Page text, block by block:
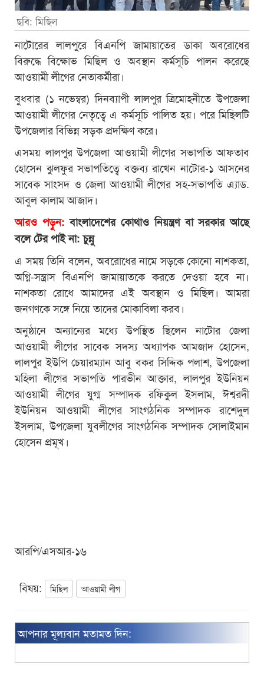
ছবি: মিছিল
নাটোরের লালপুরে বিএনপি জামায়াতের ডাকা অবরোধের
বিরুদ্ধে বিক্ষোভ মিছিল ও অবস্থান কর্মসূচি পালন করেছে
আওয়ামী লীগের নেতাকর্মীরা।
বুধবার (১ নভেম্বর) দিনব্যাপী লালপুর ত্রিমোহনীতে উপজেলা
আওয়ামী লীগের নেতৃত্বে এ কর্মসূচি পালিত হয়। পরে মিছিলটি
উপজেলার বিভিন্ন সড়ক প্রদক্ষিণ করে।
এসময় লালপুর উপজেলা আওয়ামী লীগের সভাপতি আফতাব
হোসেন ঝুলফুর সভাপতিত্বে বক্তব্য রাখেন নাটোর-১ আসনের
সাবেক সাংসদ ও জেলা আওয়ামী লীগের সহ-সভাপতি এ্যাড.
আবুল কালাম আজাদ।
আরও পড়ুন: বাংলাদেশের কোথাও নিয়ন্ত্রণ বা সরকার আছে
বলে টের পাই না: চুন্নু
এ সময় তিনি বলেন, অবরোধের নামে সড়কে কোনো নাশকতা,
অগ্নি-সন্ত্রাস বিএনপি জামায়াতকে করতে দেওয়া হবে না।
নাশকতা রোধে আমাদের এই অবস্থান ও মিছিল। আমরা
জনগণকে সঙ্গে নিয়ে তাদের মোকাবিলা করব।
অনুষ্ঠানে অন্যান্যের মধ্যে উপস্থিত ছিলেন নাটোর জেলা
আওয়ামী লীগের সাবেক সদস্য অধ্যাপক আমজাদ হোসেন,
লালপুর ইউপি চেয়ারম্যান আবু বকর সিদ্দিক পলাশ, উপজেলা
মহিলা লীগের সভাপতি পারভীন আক্তার, লালপুর ইউনিয়ন
আওয়ামী লীগের যুগ্ম সম্পাদক রফিকুল ইসলাম, ঈশ্বরদী
ইউনিয়ন আওয়ামী লীগের সাংগঠনিক সম্পাদক রাশেদুল
ইসলাম, উপজেলা যুবলীগের সাংগঠনিক সম্পাদক সোলাইমান
হোসেন প্রমূখ।
আরপি/এসআর-১৬
বিষয়: মিছিল আওয়ামী লীগ
আপনার মূল্যবান মতামত দিন: